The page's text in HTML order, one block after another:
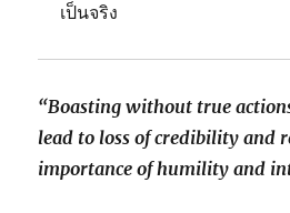
เป็นจริง
“Boasting without true
lead to loss of credibility and
importance of humility and